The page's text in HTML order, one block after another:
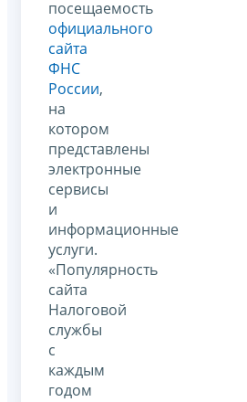
посещаемость
официального
сайта
ФНС
России,
на
котором
представлены
электронные
сервисы
и
информационные
услуги.
«Популярность
сайта
Налоговой
службы
с
каждым
годом